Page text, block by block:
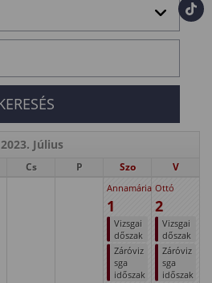
2023. Július
Cs P Szo V
Annamária
1
Vizsgai
dőszak
Záróviz
sga
időszak
Ottó
2
Vizsgai
dőszak
Záróviz
sga
időszak